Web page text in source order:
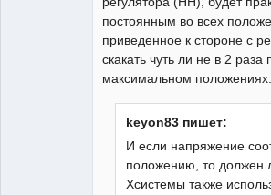
постоянным во всех
приведенное к стороне с
скакать чуть ли не в 2
максимальном положениях.
keyon83 пишет:
И если напряжение
положению, то должен
Хсистемы также